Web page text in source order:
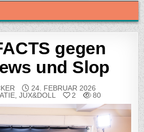
gegen
und Slop
24. FEBRUAR 2026
, JUX&DOLL 2 80